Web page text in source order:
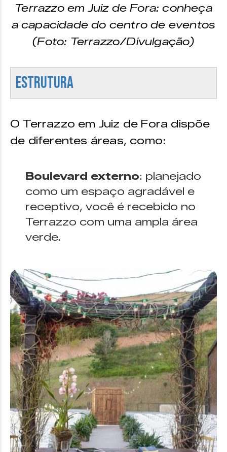
Terrazzo em Juiz de Fora: conheça
a capacidade do centro de eventos
(Foto: Terrazzo/Divulgação)
Estrutura
O Terrazzo em Juiz de Fora dispõe
de diferentes áreas, como:
Boulevard externo: planejado
como um espaço agradável e
receptivo, você é recebido no
Terrazzo com uma ampla área
verde.